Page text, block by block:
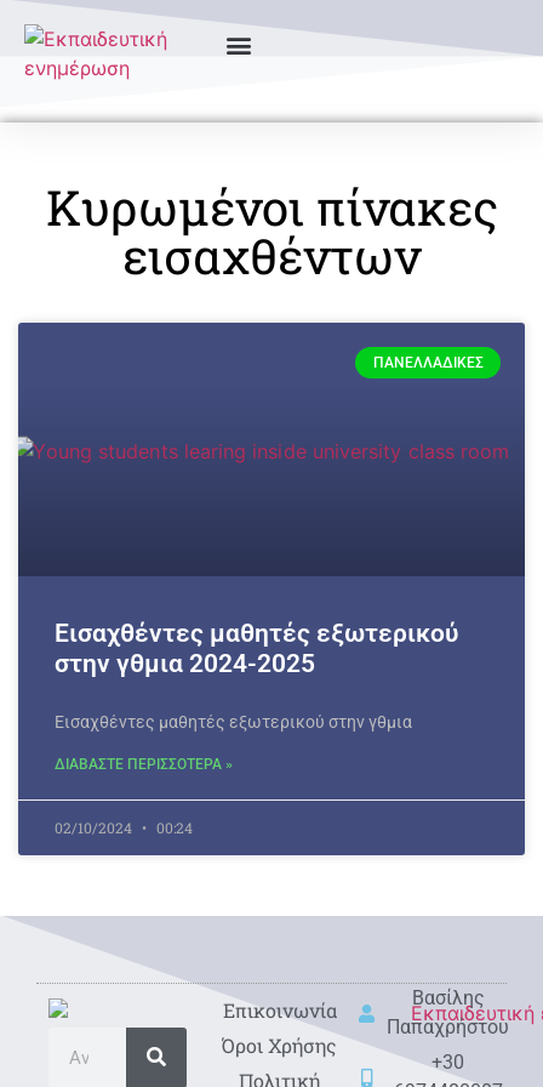
Κυρωμένοι πίνακες
εισαχθέντων
ΠΑΝΕΛΛΑΔΙΚΈΣ
Εισαχθέντες μαθητές εξωτερικού
στην γθμια 2024-2025
Εισαχθέντες μαθητές εξωτερικού στην γθμια
ΔΙΑΒΑΣΤΕ ΠΕΡΙΣΣΟΤΕΡΑ »
02/10/2024 00:24
Eπικοινωνία
Όροι Χρήσης
Πολιτική
Βασίλης
Παπαχρήστου
+30